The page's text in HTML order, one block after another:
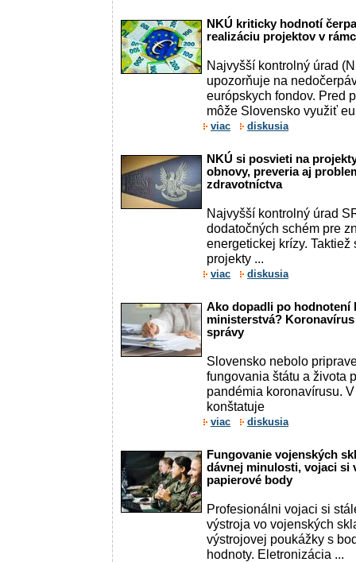
NKÚ kriticky hodnotí
realizáciu projektov v
Najvyšší kontrolný úrad
upozorňuje na
európskych fondov. Pred
môže Slovensko využiť
viac diskusia
NKÚ si posvieti na
obnovy, preveria aj
zdravotníctva
Najvyšší kontrolný úrad
dodatočných schém pre
energetickej krízy.
projekty ...
viac diskusia
Ako dopadli po
ministerstvá?
správy
Slovensko nebolo
fungovania štátu a života
pandémia koronavírusu.
konštatuje
viac diskusia
Fungovanie vojenských
dávnej minulosti, vojaci si
papierové body
Profesionálni vojaci si
výstroja vo vojenských
výstrojovej poukážky s
hodnoty. Eletronizácia ...